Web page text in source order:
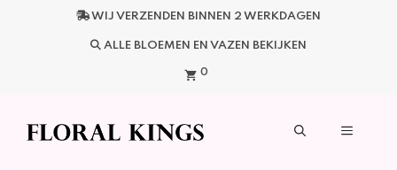
WIJ VERZENDEN BINNEN 2 WERKDAGEN
ALLE BLOEMEN EN VAZEN BEKIJKEN
0
Menu